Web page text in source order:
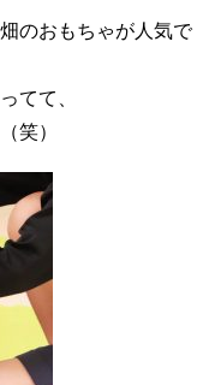
のおもちゃが人気で
てて、
笑）